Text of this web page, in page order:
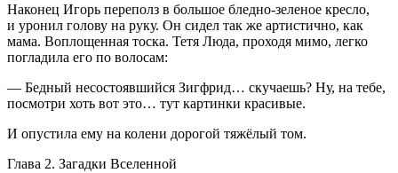
Наконец Игорь переполз в большое бледно-зеленое кресло,
и уронил голову на руку. Он сидел так же артистично, как
мама. Воплощенная тоска. Тетя Люда, проходя мимо, легко
погладила его по волосам:
— Бедный несостоявшийся Зигфрид… скучаешь? Ну, на тебе,
посмотри хоть вот это… тут картинки красивые.
И опустила ему на колени дорогой тяжёлый том.
Глава 2. Загадки Вселенной